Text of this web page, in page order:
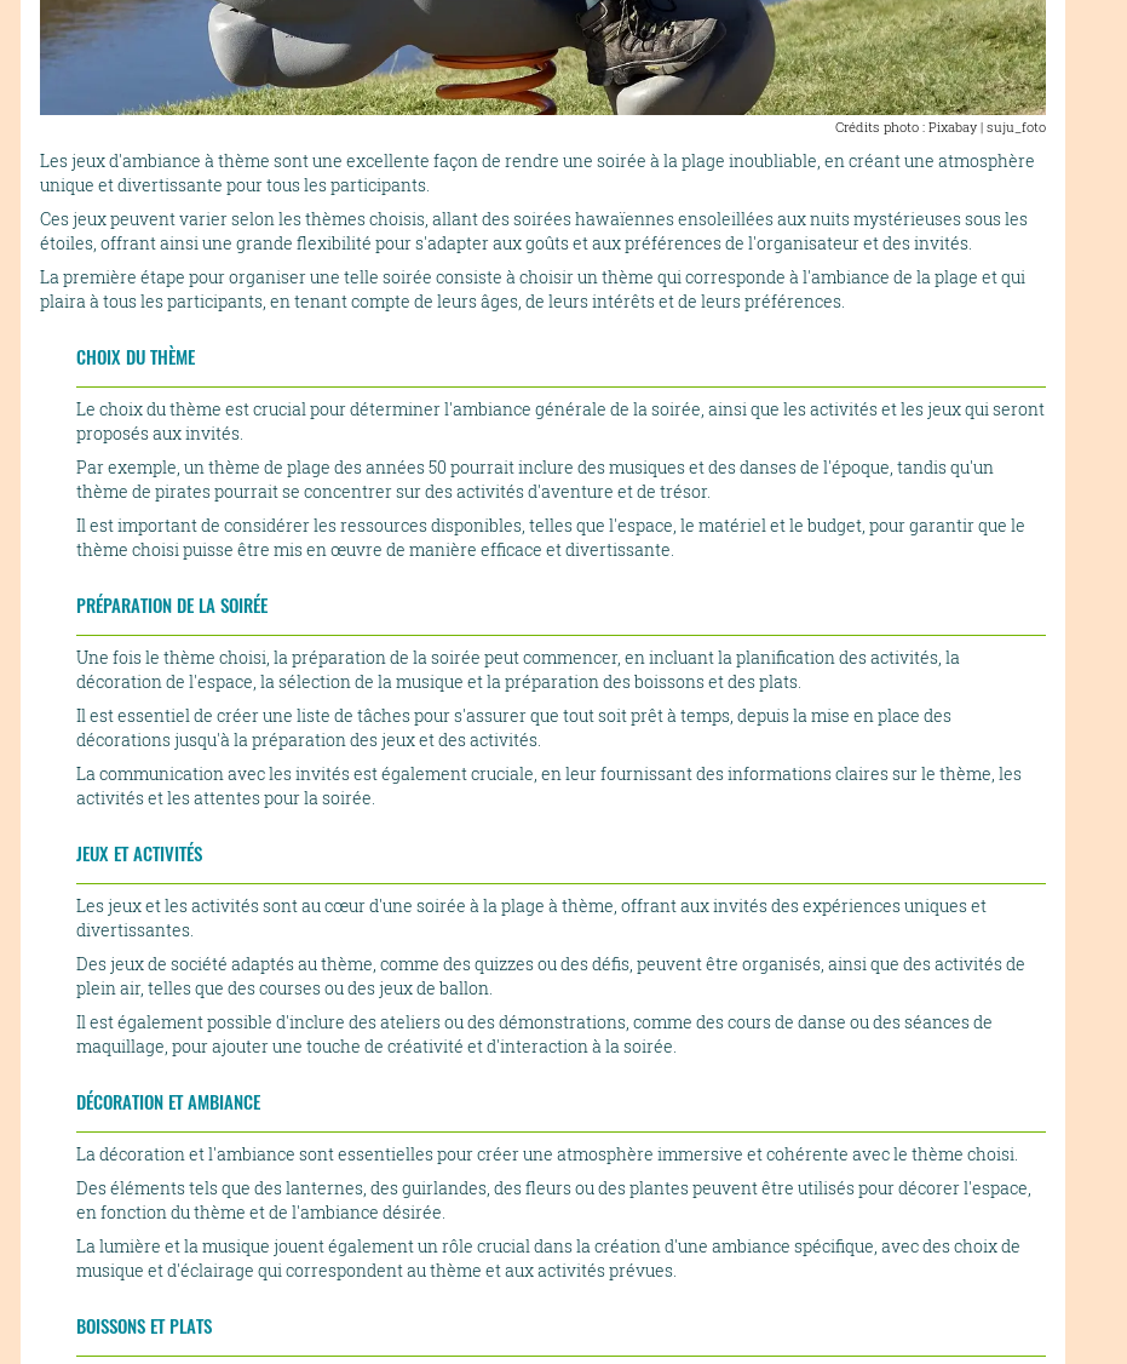
Crédits photo : Pixabay | suju_foto
Les jeux d'ambiance à thème sont une excellente façon de rendre une soirée à la plage inoubliable, en créant une atmosphère
unique et divertissante pour tous les participants.
Ces jeux peuvent varier selon les thèmes choisis, allant des soirées hawaïennes ensoleillées aux nuits mystérieuses sous les
étoiles, offrant ainsi une grande flexibilité pour s'adapter aux goûts et aux préférences de l'organisateur et des invités.
La première étape pour organiser une telle soirée consiste à choisir un thème qui corresponde à l'ambiance de la plage et qui
plaira à tous les participants, en tenant compte de leurs âges, de leurs intérêts et de leurs préférences.
CHOIX DU THÈME
Le choix du thème est crucial pour déterminer l'ambiance générale de la soirée, ainsi que les activités et les jeux qui seront
proposés aux invités.
Par exemple, un thème de plage des années 50 pourrait inclure des musiques et des danses de l'époque, tandis qu'un
thème de pirates pourrait se concentrer sur des activités d'aventure et de trésor.
Il est important de considérer les ressources disponibles, telles que l'espace, le matériel et le budget, pour garantir que le
thème choisi puisse être mis en œuvre de manière efficace et divertissante.
PRÉPARATION DE LA SOIRÉE
Une fois le thème choisi, la préparation de la soirée peut commencer, en incluant la planification des activités, la
décoration de l'espace, la sélection de la musique et la préparation des boissons et des plats.
Il est essentiel de créer une liste de tâches pour s'assurer que tout soit prêt à temps, depuis la mise en place des
décorations jusqu'à la préparation des jeux et des activités.
La communication avec les invités est également cruciale, en leur fournissant des informations claires sur le thème, les
activités et les attentes pour la soirée.
JEUX ET ACTIVITÉS
Les jeux et les activités sont au cœur d'une soirée à la plage à thème, offrant aux invités des expériences uniques et
divertissantes.
Des jeux de société adaptés au thème, comme des quizzes ou des défis, peuvent être organisés, ainsi que des activités de
plein air, telles que des courses ou des jeux de ballon.
Il est également possible d'inclure des ateliers ou des démonstrations, comme des cours de danse ou des séances de
maquillage, pour ajouter une touche de créativité et d'interaction à la soirée.
DÉCORATION ET AMBIANCE
La décoration et l'ambiance sont essentielles pour créer une atmosphère immersive et cohérente avec le thème choisi.
Des éléments tels que des lanternes, des guirlandes, des fleurs ou des plantes peuvent être utilisés pour décorer l'espace,
en fonction du thème et de l'ambiance désirée.
La lumière et la musique jouent également un rôle crucial dans la création d'une ambiance spécifique, avec des choix de
musique et d'éclairage qui correspondent au thème et aux activités prévues.
BOISSONS ET PLATS